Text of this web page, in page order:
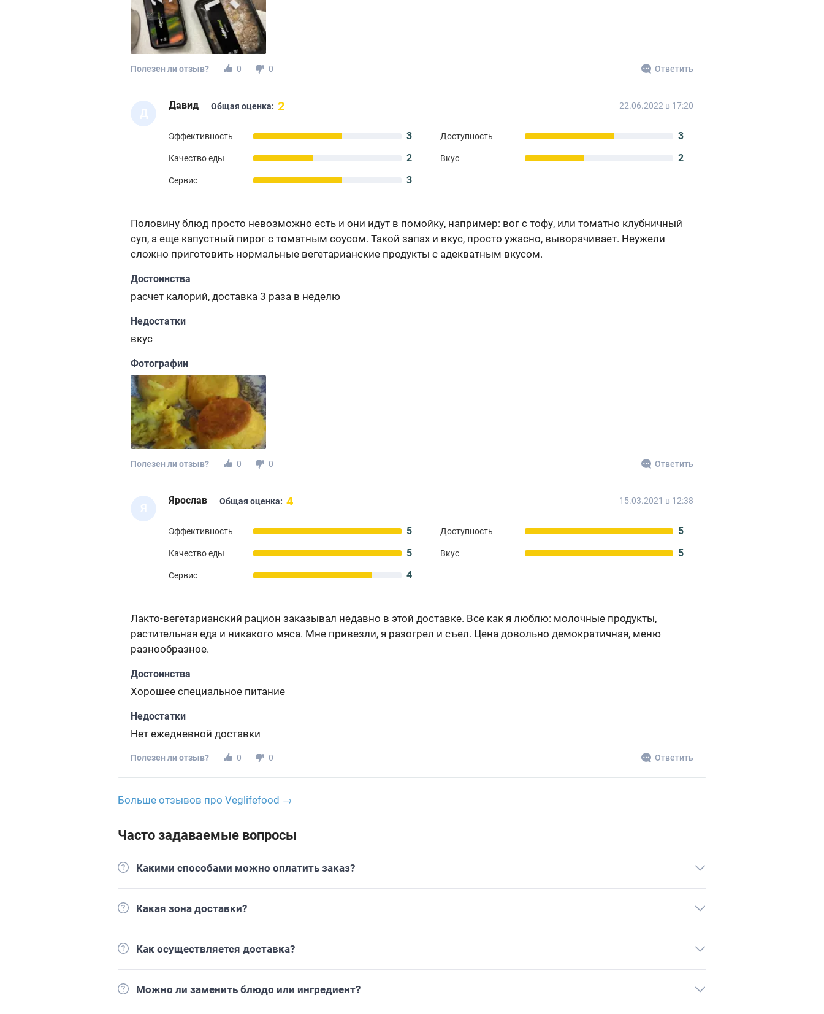
Полезен ли отзыв? 0 0 Ответить
Д
Давид Общая оценка: 2 22.06.2022 в 17:20
Эффективность 3 Доступность 3
Качество еды 2 Вкус 2
Сервис 3
Половину блюд просто невозможно есть и они идут в помойку, например: вог с тофу, или томатно клубничный
суп, а еще капустный пирог с томатным соусом. Такой запах и вкус, просто ужасно, выворачивает. Неужели
сложно приготовить нормальные вегетарианские продукты с адекватным вкусом.
Достоинства
расчет калорий, доставка 3 раза в неделю
Недостатки
вкус
Фотографии
Полезен ли отзыв? 0 0 Ответить
Я
Ярослав Общая оценка: 4 15.03.2021 в 12:38
Эффективность 5 Доступность 5
Качество еды 5 Вкус 5
Сервис 4
Лакто-вегетарианский рацион заказывал недавно в этой доставке. Все как я люблю: молочные продукты,
растительная еда и никакого мяса. Мне привезли, я разогрел и съел. Цена довольно демократичная, меню
разнообразное.
Достоинства
Хорошее специальное питание
Недостатки
Нет ежедневной доставки
Полезен ли отзыв? 0 0 Ответить
Больше отзывов про Veglifefood →
Часто задаваемые вопросы
Какими способами можно оплатить заказ?
Какая зона доставки?
Как осуществляется доставка?
Можно ли заменить блюдо или ингредиент?